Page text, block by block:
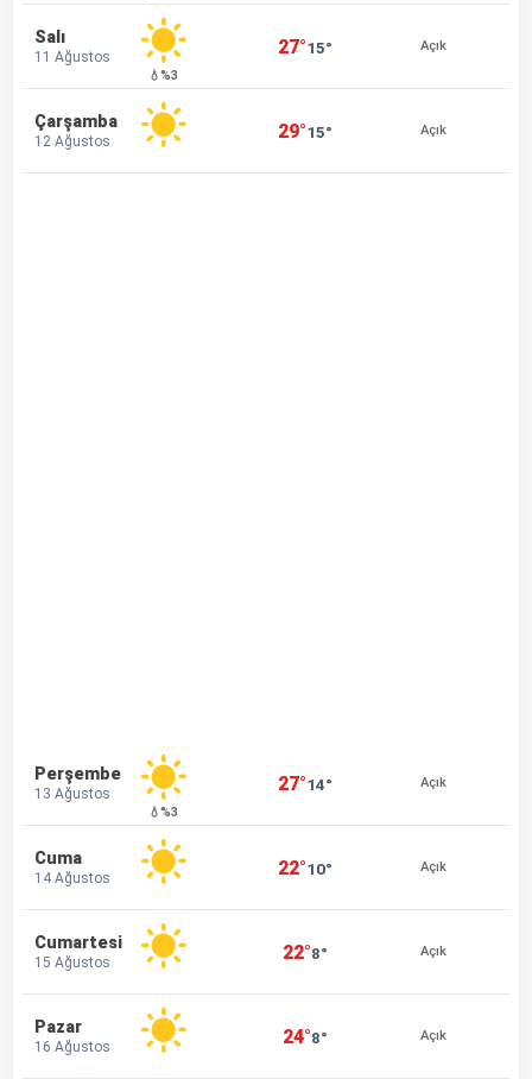
Salı
11 Ağustos
💧%3
27°15° Açık
Çarşamba
12 Ağustos 29°15° Açık
Perşembe
13 Ağustos
💧%3
27°14° Açık
Cuma
14 Ağustos 22°10° Açık
Cumartesi
15 Ağustos 22°8° Açık
Pazar
16 Ağustos 24°8° Açık